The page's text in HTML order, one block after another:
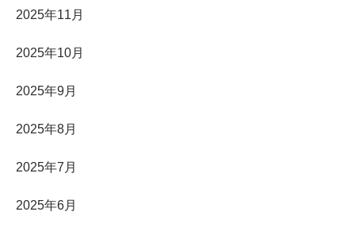
2025年11月
2025年10月
2025年9月
2025年8月
2025年7月
2025年6月